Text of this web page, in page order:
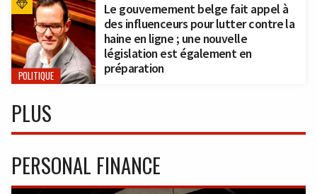
POLITIQUE
Le gouvernement belge fait appel à
des influenceurs pour lutter contre la
haine en ligne ; une nouvelle
législation est également en
préparation
PLUS
PERSONAL FINANCE